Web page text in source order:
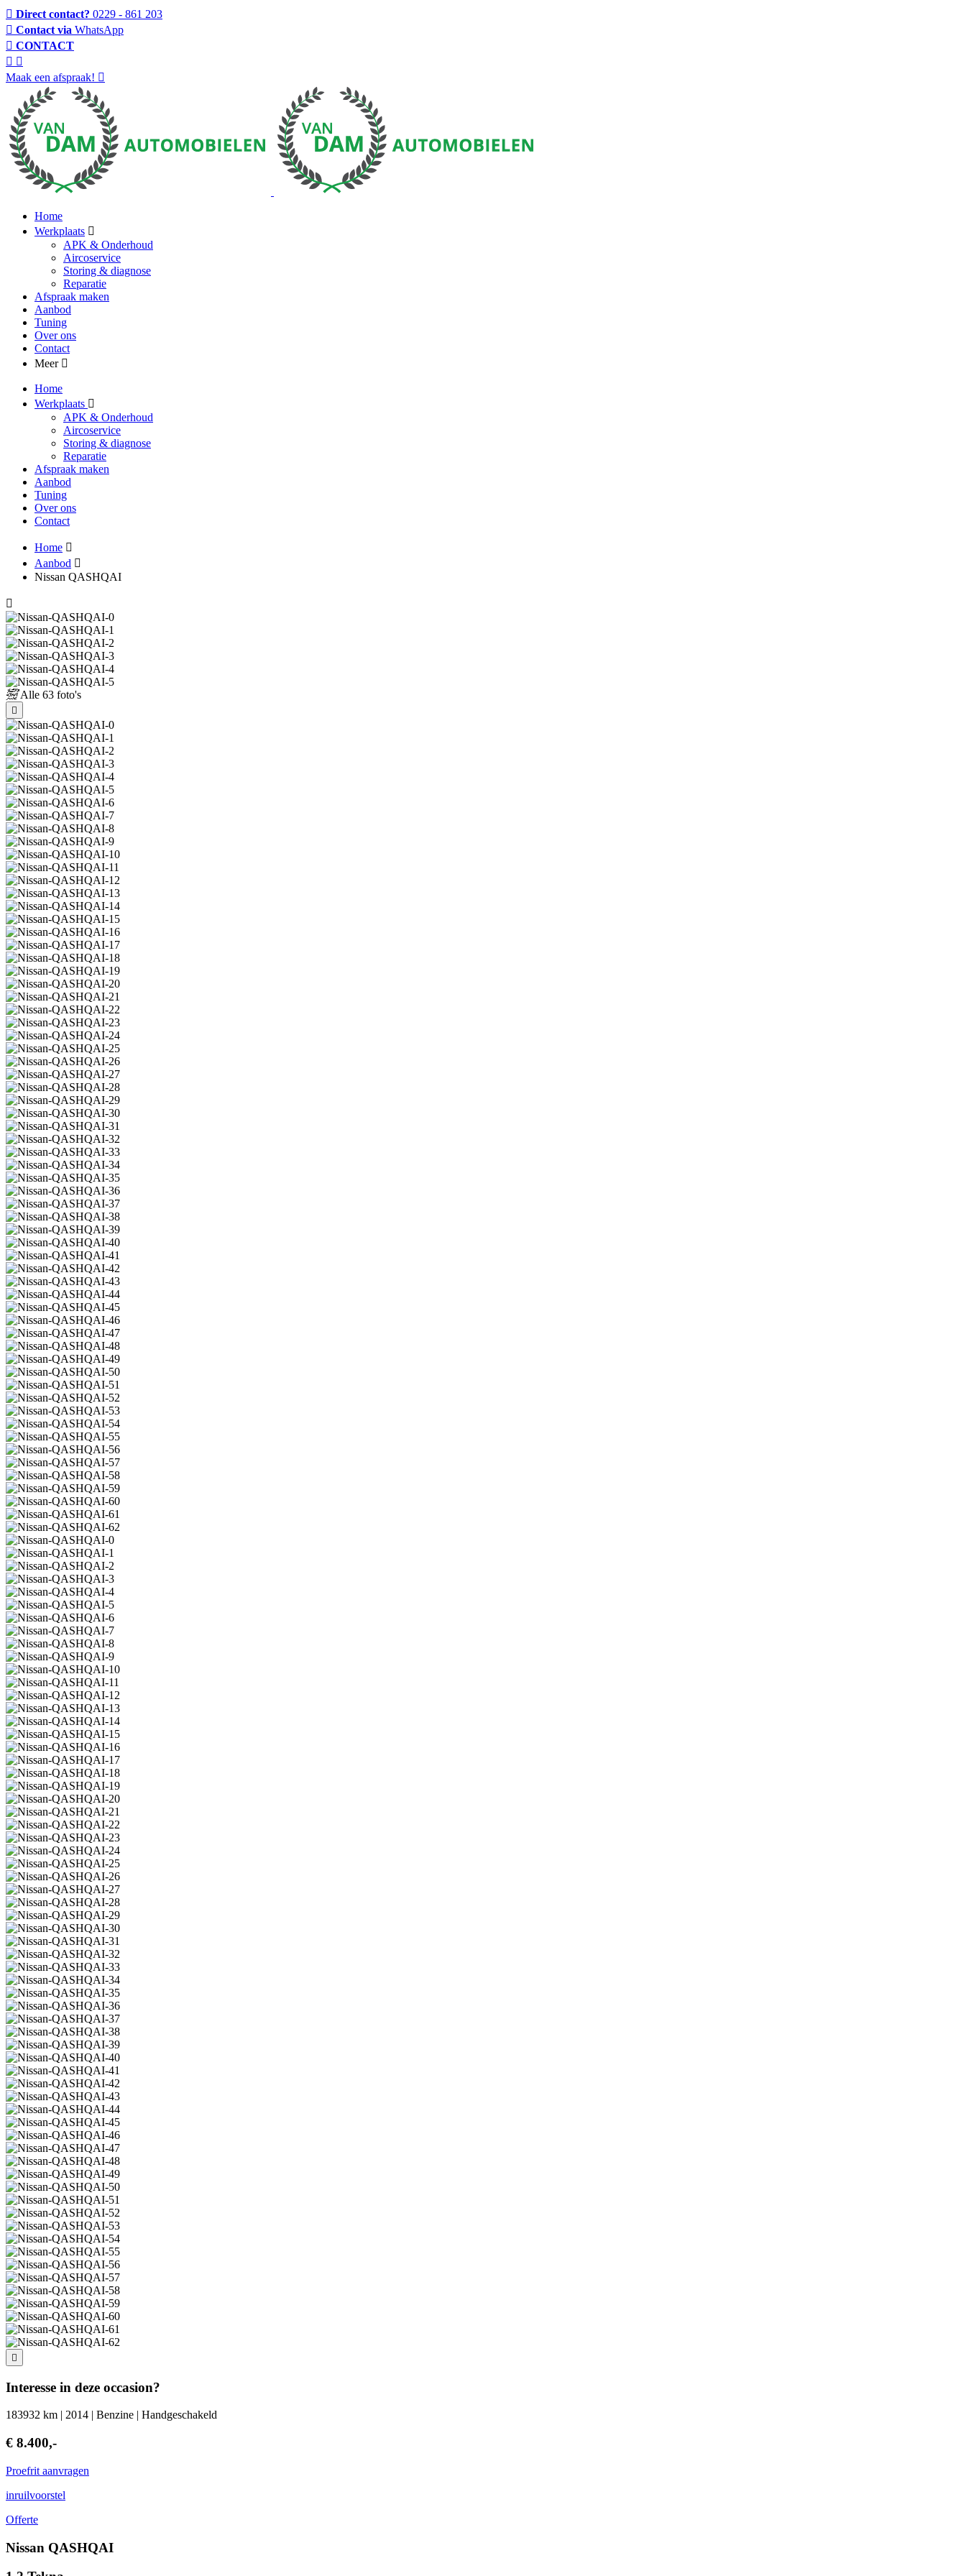
Direct contact? 0229 - 861 203
Contact via WhatsApp
CONTACT
Maak een afspraak!
Home
Werkplaats
APK & Onderhoud
Aircoservice
Storing & diagnose
Reparatie
Afspraak maken
Aanbod
Tuning
Over ons
Contact
Meer
Home
Werkplaats
APK & Onderhoud
Aircoservice
Storing & diagnose
Reparatie
Afspraak maken
Aanbod
Tuning
Over ons
Contact
Home
Aanbod
Nissan QASHQAI
Alle 63 foto's
Interesse in deze occasion?
183932 km | 2014 | Benzine | Handgeschakeld
€ 8.400,-
Proefrit aanvragen
inruilvoorstel
Offerte
Nissan QASHQAI